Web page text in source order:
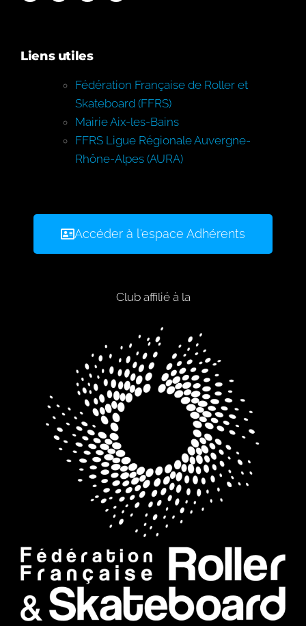
Liens utiles
Fédération Française de Roller et
Skateboard (FFRS)
Mairie Aix-les-Bains
FFRS Ligue Régionale Auvergne-
Rhône-Alpes (AURA)
Accéder à l'espace Adhérents
Club affilié à la